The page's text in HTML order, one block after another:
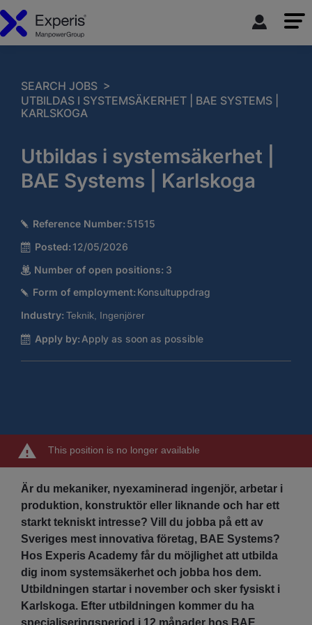
SEARCH JOBS >
UTBILDAS I SYSTEMSÄKERHET | BAE SYSTEMS |
KARLSKOGA
Utbildas i systemsäkerhet |
BAE Systems | Karlskoga
Reference Number: 51515
Posted: 12/05/2026
Number of open positions: 3
Form of employment: Konsultuppdrag
Industry: Teknik, Ingenjörer
Apply by: Apply as soon as possible
This position is no longer available
Är du mekaniker, nyexaminerad ingenjör, arbetar i
produktion, konstruktör eller liknande och har ett
starkt tekniskt intresse? Vill du jobba på ett av
Sveriges mest innovativa företag, BAE Systems?
Hos Experis Academy får du möjlighet att utbilda
dig inom systemsäkerhet och jobba hos dem.
Utbildningen startar i november och sker fysiskt i
Karlskoga. Efter utbildningen kommer du ha